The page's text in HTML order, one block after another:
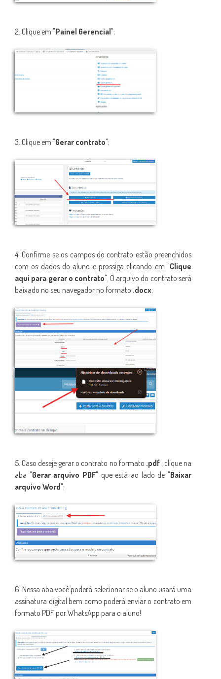
2. Clique em "Painel Gerencial";
3. Clique em "Gerar contrato";
4. Confirme se os campos do contrato estão preenchidos
com os dados do aluno e prossiga clicando em "Clique
aqui para gerar o contrato". O arquivo do contrato será
baixado no seu navegador no formato .docx;
5. Caso deseje gerar o contrato no formato .pdf, clique na
aba "Gerar arquivo PDF" que está ao lado de "Baixar
arquivo Word";
6. Nessa aba você poderá selecionar se o aluno usará uma
assinatura digital bem como poderá enviar o contrato em
formato PDF por WhatsApp para o aluno!